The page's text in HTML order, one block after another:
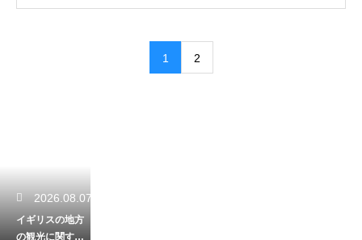
1 2
2026.08.07
イギリスの地方
の観光に関する